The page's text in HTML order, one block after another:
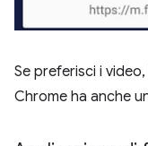
Se preferisci i
Chrome ha anche